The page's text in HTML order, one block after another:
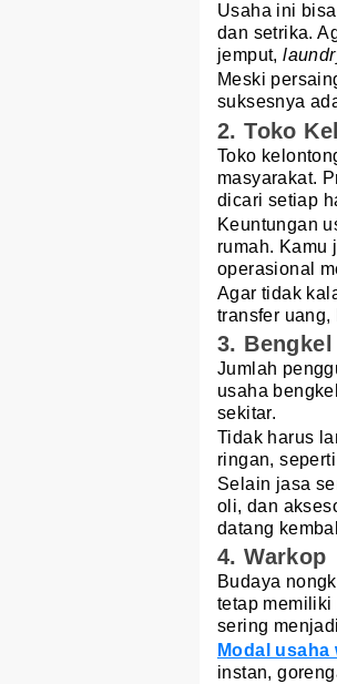
Usaha ini
dan setrika.
jemput,
Meski
suksesnya
2. Toko
Toko
masyarakat.
dicari setiap
Keuntungan
rumah. Kamu
operasional
Agar tidak
transfer
3.
Jumlah
usaha
sekitar.
Tidak harus
ringan,
Selain jasa
oli, dan
datang
4. Warkop
Budaya
tetap memiliki
sering
Modal usaha
instan,